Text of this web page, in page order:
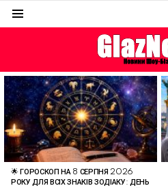
ОСТАННІ
СТАТТІ
🌟 ГОРОСКОП НА 8 СЕРПНЯ 2026
РОКУ ДЛЯ ВСІХ ЗНАКІВ ЗОДІАКУ: ДЕНЬ